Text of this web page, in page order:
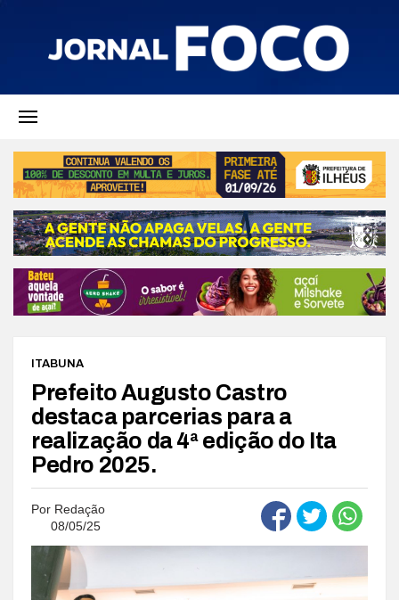
ITABUNA
Prefeito Augusto Castro
destaca parcerias para a
realização da 4ª edição do Ita
Pedro 2025.
Por Redação
08/05/25